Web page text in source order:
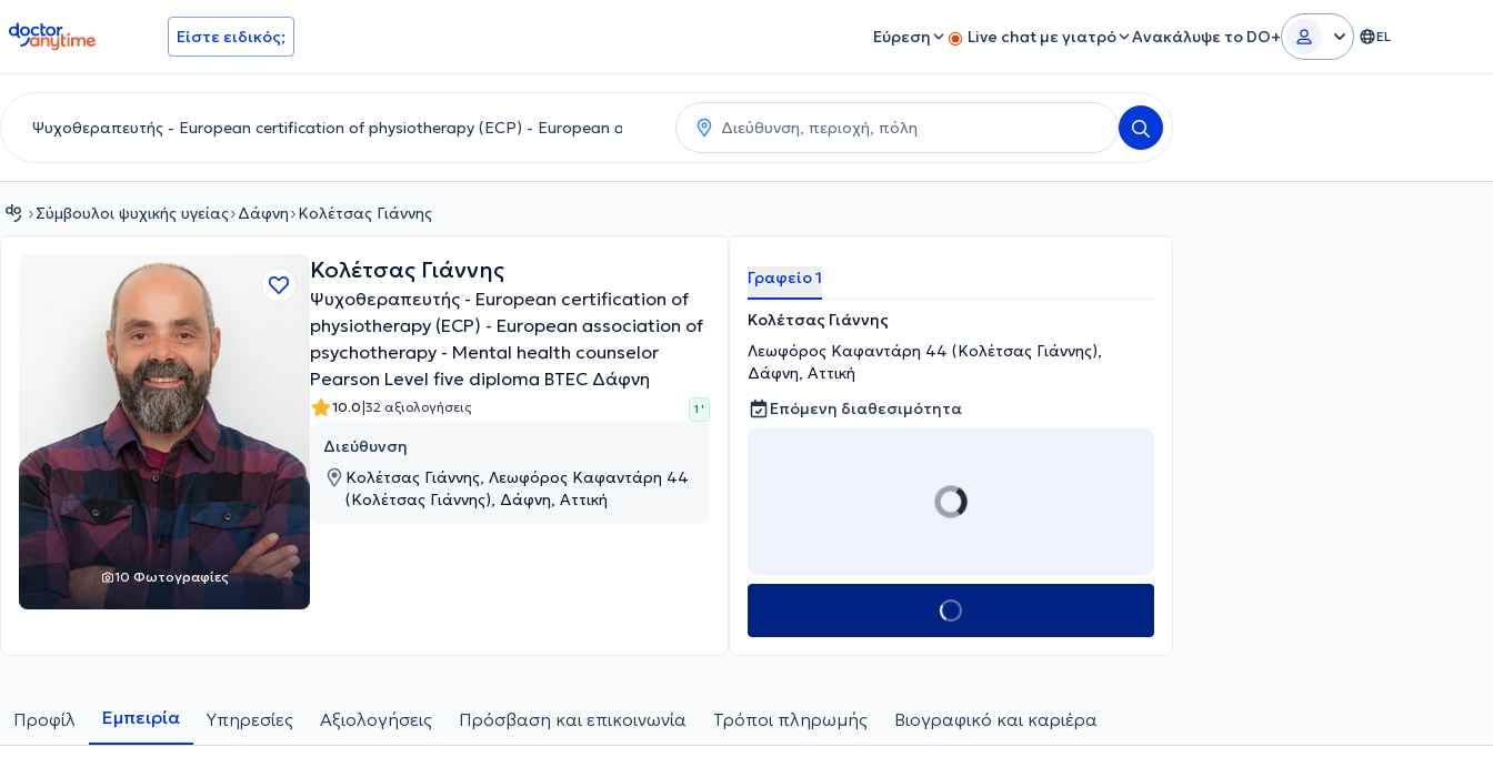
doctoranytime Είστε ειδικός; Εύρεση Live chat με γιατρό Ανακάλυψε το DO+ EL
Σύμβουλοι ψυχικής υγείας Δάφνη Κολέτσας Γιάννης
10 Φωτογραφίες
Κολέτσας Γιάννης
Ψυχοθεραπευτής - European certification of
physiotherapy (ECP) - European association of
psychotherapy - Mental health counselor
Pearson Level five diploma BTEC Δάφνη
10.0|32 αξιολογήσεις 1 '
Διεύθυνση
Κολέτσας Γιάννης, Λεωφόρος Καφαντάρη 44
(Κολέτσας Γιάννης), Δάφνη, Αττική
Γραφείο 1
Κολέτσας Γιάννης
Λεωφόρος Καφαντάρη 44 (Κολέτσας Γιάννης),
Δάφνη, Αττική
Επόμενη διαθεσιμότητα
Προφίλ Εμπειρία Υπηρεσίες Αξιολογήσεις Πρόσβαση και επικοινωνία Τρόποι πληρωμής Βιογραφικό και καριέρα